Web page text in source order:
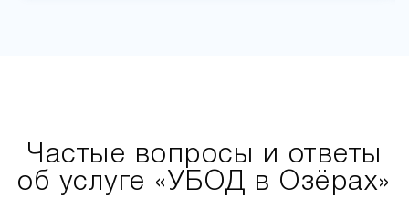
Частые вопросы и ответы
об услуге «УБОД в Озёрах»